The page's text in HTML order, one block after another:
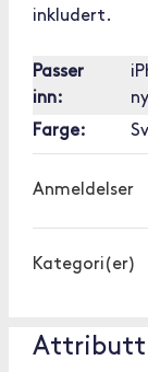
inkludert.
Passer
inn:
Farge:
Anmeldelser
Kategori(er)
Attributt